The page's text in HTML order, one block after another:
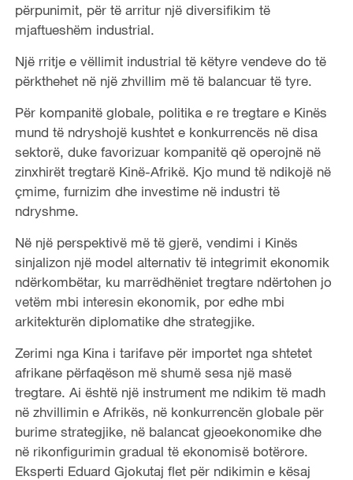
përpunimit, për të arritur një diversifikim të
mjaftueshëm industrial.
Një rritje e vëllimit industrial të këtyre vendeve do të
përkthehet në një zhvillim më të balancuar të tyre.
Për kompanitë globale, politika e re tregtare e Kinës
mund të ndryshojë kushtet e konkurrencës në disa
sektorë, duke favorizuar kompanitë që operojnë në
zinxhirët tregtarë Kinë-Afrikë. Kjo mund të ndikojë në
çmime, furnizim dhe investime në industri të
ndryshme.
Në një perspektivë më të gjerë, vendimi i Kinës
sinjalizon një model alternativ të integrimit ekonomik
ndërkombëtar, ku marrëdhëniet tregtare ndërtohen jo
vetëm mbi interesin ekonomik, por edhe mbi
arkitekturën diplomatike dhe strategjike.
Zerimi nga Kina i tarifave për importet nga shtetet
afrikane përfaqëson më shumë sesa një masë
tregtare. Ai është një instrument me ndikim të madh
në zhvillimin e Afrikës, në konkurrencën globale për
burime strategjike, në balancat gjeoekonomike dhe
në rikonfigurimin gradual të ekonomisë botërore.
Eksperti Eduard Gjokutaj flet për ndikimin e kësaj